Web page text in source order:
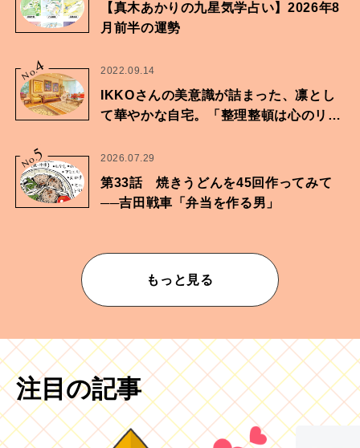
【真木あかりの九星気学占い】2026年8
月前半の運勢
No.4 2022.09.14
IKKOさんの美意識が詰まった、凛とし
て華やかな自宅。「整理整頓は心のリズ
No.5 2026.07.29
第33話 焼きうどんを45回作ってみて
──吉田戦車「弁当を作る男」
もっと見る
注目の記事